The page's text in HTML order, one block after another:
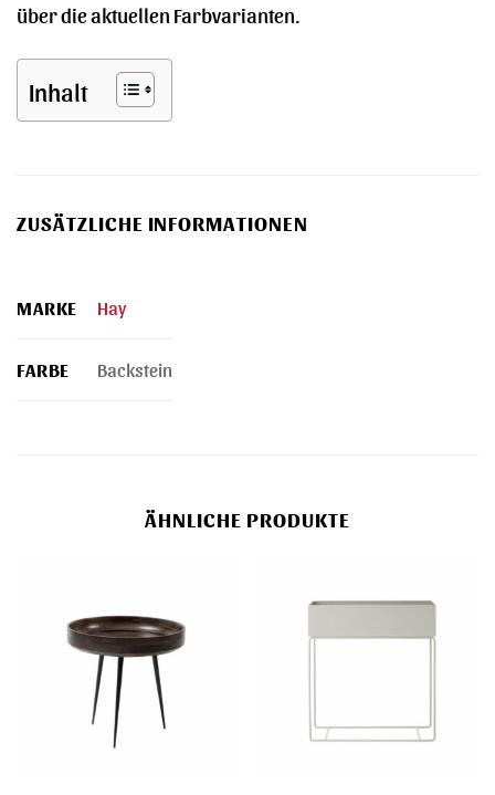
über die aktuellen Farbvarianten.
Inhalt
ZUSÄTZLICHE INFORMATIONEN
MARKE Hay
FARBE Backstein
ÄHNLICHE PRODUKTE